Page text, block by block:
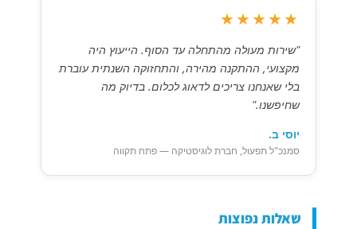
★★★★★
"שירות מעולה מהתחלה עד הסוף. הייעוץ היה
מקצועי, ההתקנה מהירה, והתחזוקה השנתית עוברת
בלי שאנחנו צריכים לדאוג לכלום. בדיוק מה
שחיפשנו."
יוסי ב.
סמנכ"ל תפעול, חברת לוגיסטיקה — פתח תקווה
שאלות נפוצות